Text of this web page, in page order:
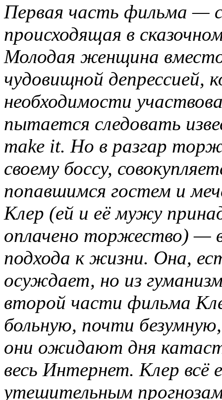
Первая часть фильма —
происходящая в
Молодая женщина
чудовищной депрессией,
необходимости
пытается следовать
make it. Но в разгар
своему боссу,
попавшимся гостем и
Клер (ей и её мужу
оплачено торжество) —
подхода к жизни. Она,
осуждает, но из
второй части фильма
больную, почти
они ожидают дня
весь Интернет. Клер всё
утешительным